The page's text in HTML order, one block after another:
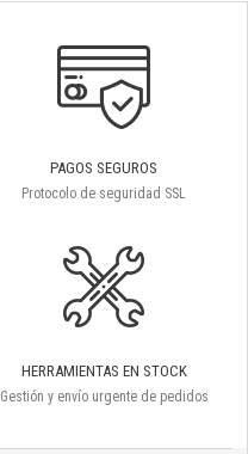
PAGOS SEGUROS
Protocolo de seguridad SSL
HERRAMIENTAS EN STOCK
Gestión y envío urgente de pedidos